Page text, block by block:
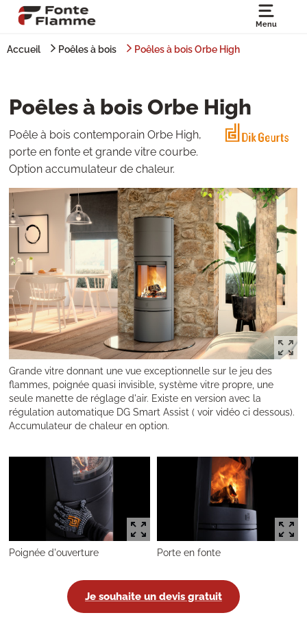
Menu
Accueil Poêles à bois Poêles à bois Orbe High
Poêles à bois Orbe High
Poêle à bois contemporain Orbe High,
porte en fonte et grande vitre courbe.
Option accumulateur de chaleur.
Grande vitre donnant une vue exceptionnelle sur le jeu des
flammes, poignée quasi invisible, système vitre propre, une
seule manette de réglage d'air. Existe en version avec la
régulation automatique DG Smart Assist ( voir vidéo ci dessous).
Accumulateur de chaleur en option.
Poignée d'ouverture Porte en fonte
Je souhaite un devis gratuit